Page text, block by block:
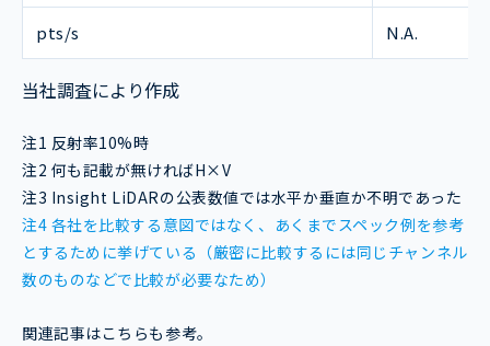
pts/s N.A.
当社調査により作成
注1 反射率10%時
注2 何も記載が無ければH×V
注3 Insight LiDARの公表数値では水平か垂直か不明であった
注4 各社を比較する意図ではなく、あくまでスペック例を参考
とするために挙げている（厳密に比較するには同じチャンネル
数のものなどで比較が必要なため）
関連記事はこちらも参考。